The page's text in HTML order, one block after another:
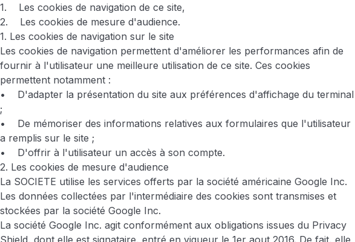
1. Les cookies de navigation de ce site,
2. Les cookies de mesure d'audience.
1. Les cookies de navigation sur le site
Les cookies de navigation permettent d'améliorer les performances afin de
fournir à l'utilisateur une meilleure utilisation de ce site. Ces cookies
permettent notamment :
• D'adapter la présentation du site aux préférences d'affichage du terminal
;
• De mémoriser des informations relatives aux formulaires que l'utilisateur
a remplis sur le site ;
• D'offrir à l'utilisateur un accès à son compte.
2. Les cookies de mesure d'audience
La SOCIETE utilise les services offerts par la société américaine Google Inc.
Les données collectées par l'intermédiaire des cookies sont transmises et
stockées par la société Google Inc.
La société Google Inc. agit conformément aux obligations issues du Privacy
Shield, dont elle est signataire, entré en vigueur le 1er aout 2016. De fait, elle